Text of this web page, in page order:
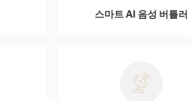
스마트 AI 음성 버틀러